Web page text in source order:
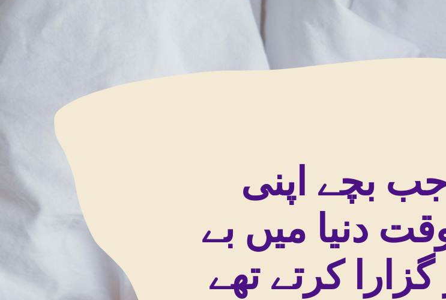
بچے اپنی
دنیا میں بے